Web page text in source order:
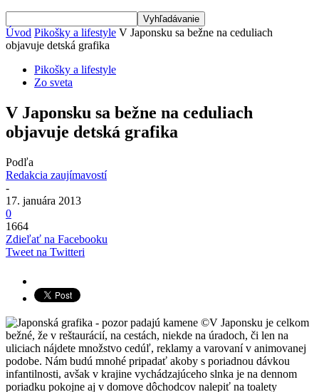
Úvod Pikošky a lifestyle V Japonsku sa bežne na ceduliach
objavuje detská grafika
Pikošky a lifestyle
Zo sveta
V Japonsku sa bežne na ceduliach
objavuje detská grafika
Podľa
Redakcia zaujímavostí
-
17. januára 2013
0
1664
Zdieľať na Facebooku
Tweet na Twitteri
V Japonsku je celkom
bežné, že v reštaurácií, na cestách, niekde na úradoch, či len na
uliciach nájdete množstvo cedúľ, reklamy a varovaní v animovanej
podobe. Nám budú mnohé pripadať akoby s poriadnou dávkou
infantilnosti, avšak v krajine vychádzajúceho slnka je na dennom
poriadku pokojne aj v domove dôchodcov nalepiť na toalety